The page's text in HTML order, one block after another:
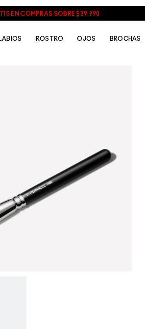
EN COMPRAS SOBRE $39.990
LABIOS ROSTRO OJOS BROCHAS